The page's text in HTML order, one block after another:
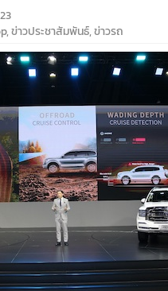
,ข่าวประชาสัมพันธ์,ข่าวรถ